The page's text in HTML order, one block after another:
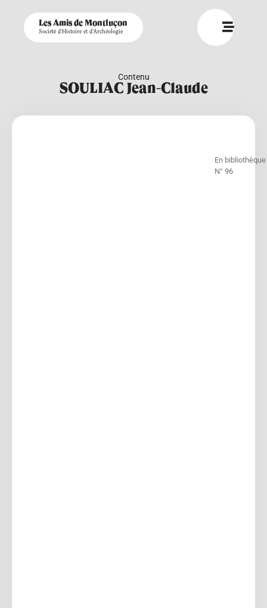
Les Amis de Montluçon
Société d'Histoire et d'Archéologie
Contenu
SOULIAC Jean-Claude
En bibliothèque
N° 96